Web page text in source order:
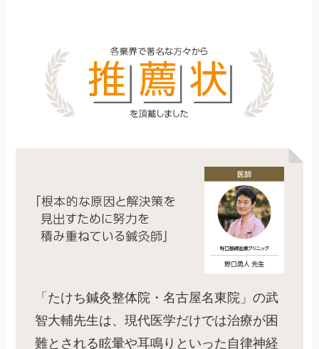
「たけち鍼灸整体院・名古屋名東院」の武
智大輔先生は、現代医学だけでは治療が困
難とされる眩暈や耳鳴りといった自律神経